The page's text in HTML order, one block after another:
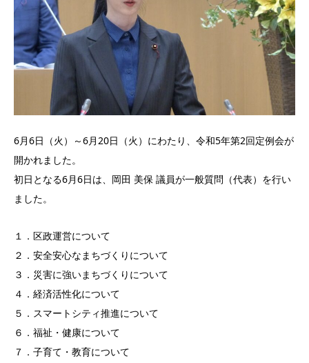
6月6日（火）～6月20日（火）にわたり、令和5年第2回定例会が
開かれました。
初日となる6月6日は、岡田 美保 議員が一般質問（代表）を行い
ました。
１．区政運営について
２．安全安心なまちづくりについて
３．災害に強いまちづくりについて
４．経済活性化について
５．スマートシティ推進について
６．福祉・健康について
７．子育て・教育について